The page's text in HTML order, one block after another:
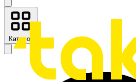
Каталог